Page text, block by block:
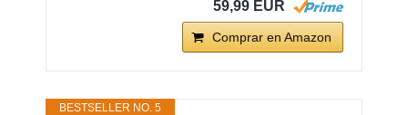
59,99 EUR
Comprar en Amazon
BESTSELLER NO. 5